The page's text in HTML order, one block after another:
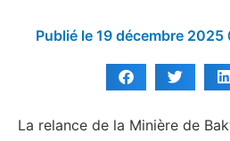
Publié le 19 décembre 2025
La relance de la Minière de